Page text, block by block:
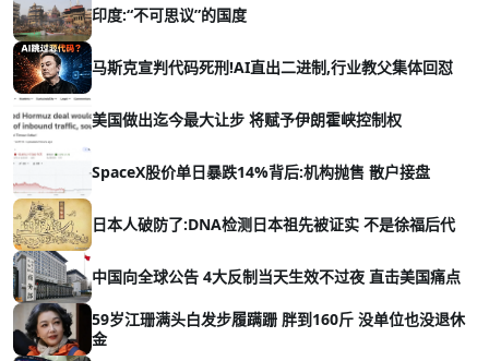
印度:“不可思议”的国度
马斯克宣判代码死刑!AI直出二进制,行业教父集体回怼
美国做出迄今最大让步 将赋予伊朗霍峡控制权
SpaceX股价单日暴跌14%背后:机构抛售 散户接盘
日本人破防了:DNA检测日本祖先被证实 不是徐福后代
中国向全球公告 4大反制当天生效不过夜 直击美国痛点
59岁江珊满头白发步履蹒跚 胖到160斤 没单位也没退休
金